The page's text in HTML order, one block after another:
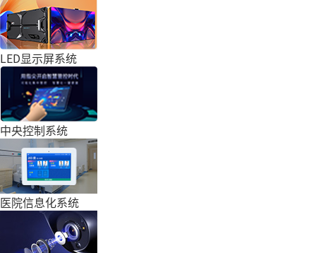
LED显示屏系统
中央控制系统
医院信息化系统